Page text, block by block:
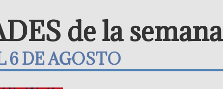
de la semana
6 DE AGOSTO